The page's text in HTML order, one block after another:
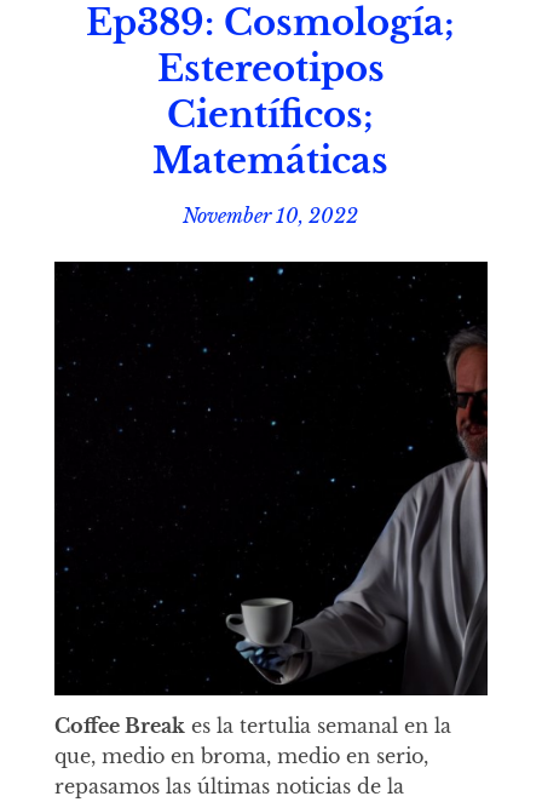
Ep389: Cosmología;
Estereotipos
Científicos;
Matemáticas
November 10, 2022
Coffee Breakes la tertulia semanal en la
que, medio en broma, medio en serio,
repasamos las últimas noticias de la